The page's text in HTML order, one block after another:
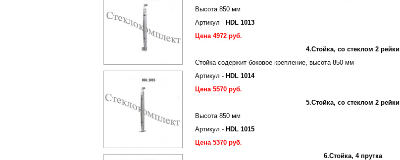
Высота 850 мм
Артикул - HDL 1013
Цена 4972 руб.
4.Стойка, со стеклом 2 рейки
Стойка содержит боковое крепление, высота 850 мм
Артикул - HDL 1014
Цена 5570 руб.
5.Стойка, со стеклом 2 рейки
Высота 850 мм
Артикул - HDL 1015
Цена 5370 руб.
6.Стойка, 4 прутка